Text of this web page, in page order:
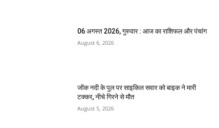
06 अगस्त 2026, गुरुवार : आज का राशिफल और पंचांग
August 6, 2026
जोंक नदी के पुल पर साइकिल सवार को बाइक ने मारी
टक्कर, नीचे गिरने से मौत
August 5, 2026